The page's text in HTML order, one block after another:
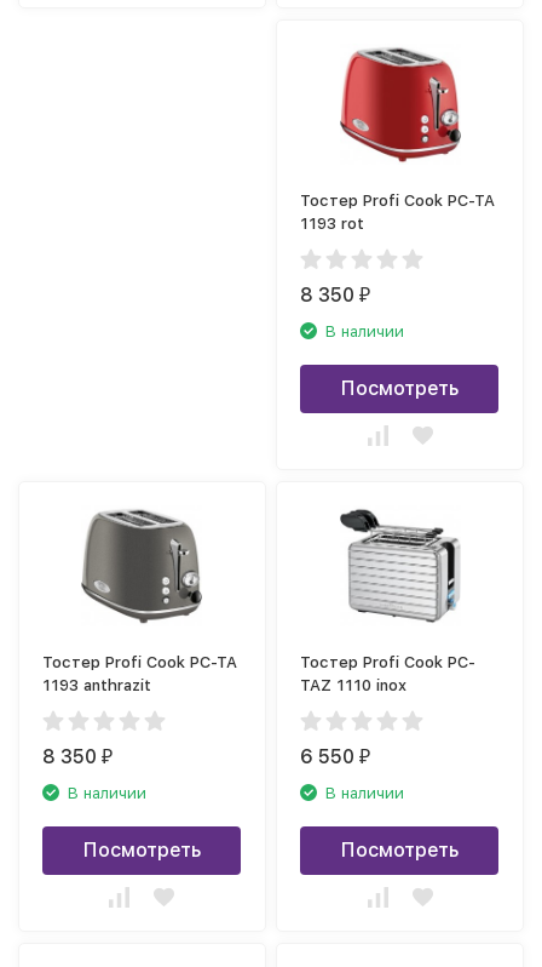
Тостер Profi Cook PC-TA
1193 rot
8 350₽
В наличии
Посмотреть
Тостер Profi Cook PC-TA
1193 anthrazit
8 350₽
В наличии
Посмотреть
Тостер Profi Cook PC-
TAZ 1110 inox
6 550₽
В наличии
Посмотреть